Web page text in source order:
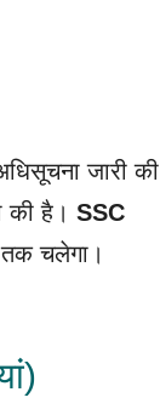
जारी की
की है। SSC
तक चलेगा।